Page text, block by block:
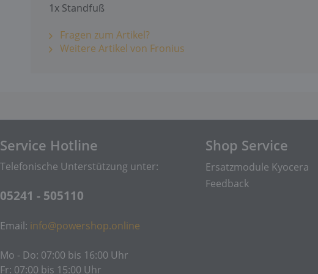
1x Standfuß
Fragen zum Artikel?
Weitere Artikel von Fronius
Service Hotline
Telefonische Unterstützung unter:
05241 - 505110
Email: info@powershop.online
Mo - Do: 07:00 bis 16:00 Uhr
Fr: 07:00 bis 15:00 Uhr
Shop Service
Ersatzmodule Kyocera
Feedback